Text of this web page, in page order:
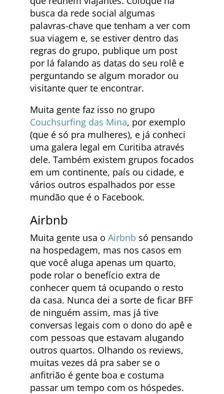
busca da rede social algumas
palavras-chave que tenham a ver com
sua viagem e, se estiver dentro das
regras do grupo, publique um post
por lá falando as datas do seu rolê e
perguntando se algum morador ou
visitante quer te encontrar.
Muita gente faz isso no grupo
Couchsurfing das Mina, por exemplo
(que é só pra mulheres), e já conheci
uma galera legal em Curitiba através
dele. Também existem grupos focados
em um continente, país ou cidade, e
vários outros espalhados por esse
mundão que é o Facebook.
Airbnb
Muita gente usa o Airbnb só pensando
na hospedagem, mas nos casos em
que você aluga apenas um quarto,
pode rolar o benefício extra de
conhecer quem tá ocupando o resto
da casa. Nunca dei a sorte de ficar BFF
de ninguém assim, mas já tive
conversas legais com o dono do apê e
com pessoas que estavam alugando
outros quartos. Olhando os reviews,
muitas vezes dá pra saber se o
anfitrião é gente boa e costuma
passar um tempo com os hóspedes.